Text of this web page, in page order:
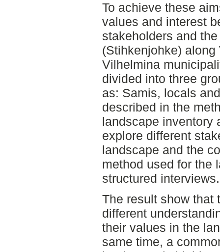
To achieve these
values and interest
stakeholders and
(Stihkenjohke)
Vilhelmina
divided into three
as: Samis, locals
described in the
landscape inventory
explore different
landscape and the
method used for the
structured interviews.
The result show that
different
their values in the
same time, a